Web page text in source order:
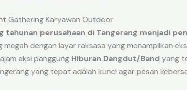
Gathering Karyawan Outdoor
tahunan perusahaan di Tangerang menjadi
megah dengan layar raksasa yang menampilkan
aksi panggung Hiburan Dangdut/Band yang
yang tepat adalah kunci agar pesan